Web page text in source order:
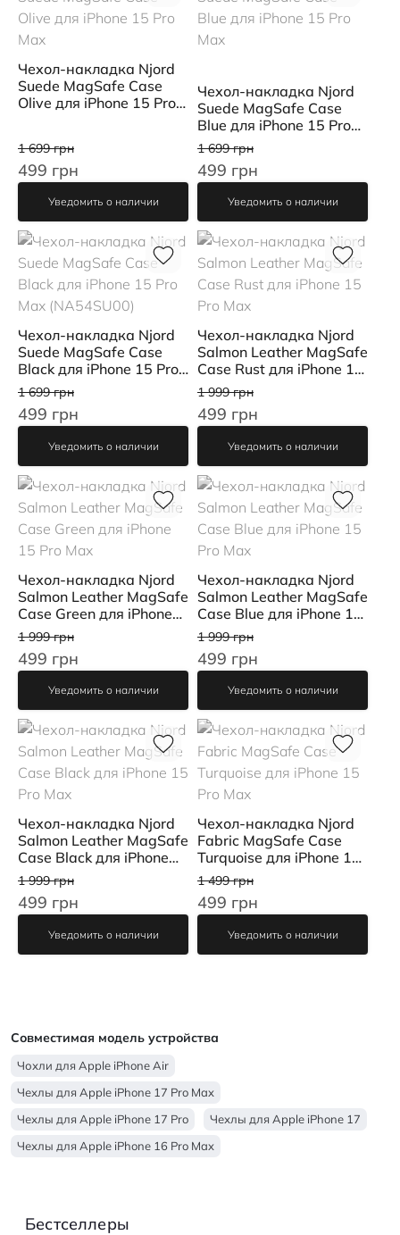
Чехол-накладка Njord
Suede MagSafe Case
Olive для iPhone 15 Pro
1 699 грн
499 грн
Уведомить о наличии
Чехол-накладка Njord
Suede MagSafe Case
Blue для iPhone 15 Pro
Max
1 699 грн
499 грн
Уведомить о наличии
Чехол-накладка Njord
Suede MagSafe Case
Black для iPhone 15 Pro
Max (NA54SU00)
1 699 грн
499 грн
Уведомить о наличии
Чехол-накладка Njord
Salmon Leather MagSafe
Case Rust для iPhone 15
Pro Max
1 999 грн
499 грн
Уведомить о наличии
Чехол-накладка Njord
Salmon Leather MagSafe
Case Green для iPhone
15 Pro Max
1 999 грн
499 грн
Уведомить о наличии
Чехол-накладка Njord
Salmon Leather MagSafe
Case Blue для iPhone 15
Pro Max
1 999 грн
499 грн
Уведомить о наличии
Чехол-накладка Njord
Salmon Leather MagSafe
Case Black для iPhone
15 Pro Max
1 999 грн
499 грн
Уведомить о наличии
Чехол-накладка Njord
Fabric MagSafe Case
Turquoise для iPhone 15
Pro Max
1 499 грн
499 грн
Уведомить о наличии
Совместимая модель устройства
Чохли для Apple iPhone Air
Чехлы для Apple iPhone 17 Pro Max
Чехлы для Apple iPhone 17 Pro
Чехлы для Apple iPhone 17
Чехлы для Apple iPhone 16 Pro Max
Чехлы для Apple iPhone 15 Pro
Бестселлеры